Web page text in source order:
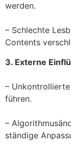
werden.
– Schlechte
Contents
3. Externe
–
führen.
–
ständige